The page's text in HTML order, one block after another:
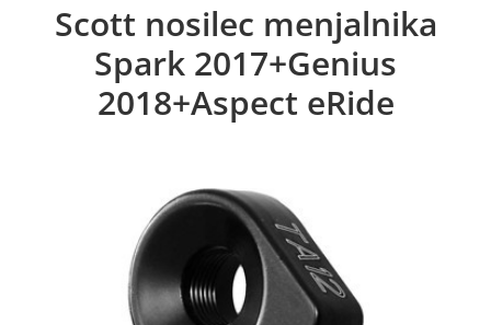
Scott nosilec menjalnika
Spark 2017+Genius
2018+Aspect eRide